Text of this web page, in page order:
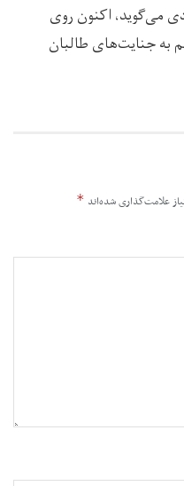
می‌گوید، اکنون روی
به جنایت‌های طالبان
علامت‌گذاری شده‌اند *